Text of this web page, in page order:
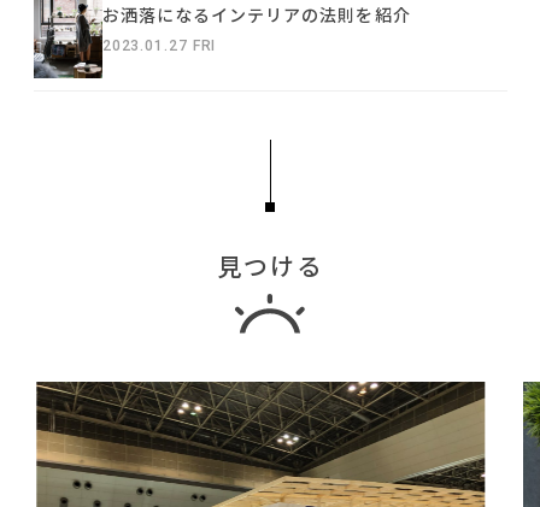
お洒落になるインテリアの法則を紹介
2023.01.27 FRI
見つける